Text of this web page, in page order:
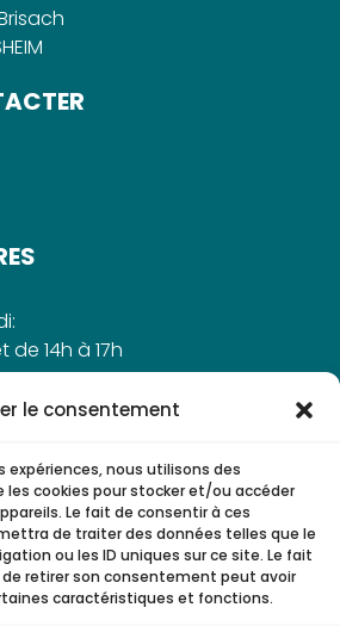
le consentement
expériences, nous utilisons des
cookies pour stocker et/ou accéder
Le fait de consentir à ces
de traiter des données telles que le
ou les ID uniques sur ce site. Le fait
retirer son consentement peut avoir
caractéristiques et fonctions.
de 14h à 17h